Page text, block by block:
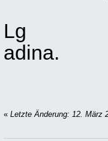
Lg
adina.
« Letzte Änderung: 12. März